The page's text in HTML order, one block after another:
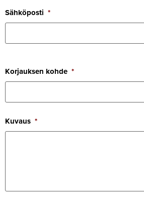
Säh­kö­posti *
Kor­jauksen kohde *
Kuvaus *